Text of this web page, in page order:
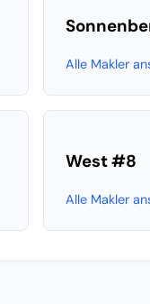
Alle Makler
West#8
Alle Makler